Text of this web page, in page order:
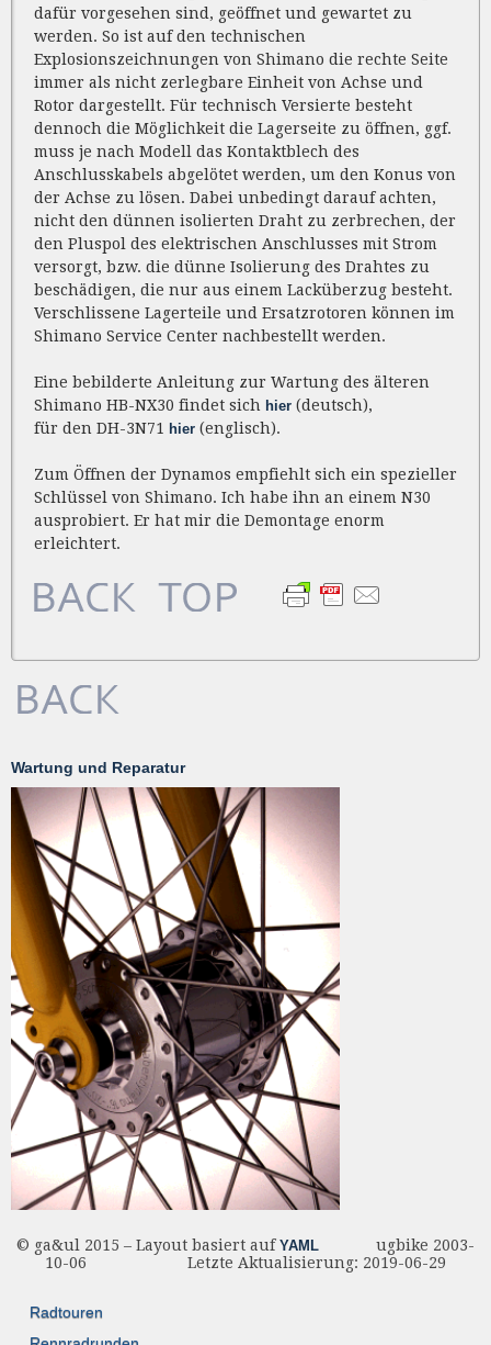
dafür vorgesehen sind, geöffnet und gewartet zu
werden. So ist auf den technischen
Explosionszeichnungen von Shimano die rechte Seite
immer als nicht zerlegbare Einheit von Achse und
Rotor dargestellt. Für technisch Versierte besteht
dennoch die Möglichkeit die Lagerseite zu öffnen, ggf.
muss je nach Modell das Kontaktblech des
Anschlusskabels abgelötet werden, um den Konus von
der Achse zu lösen. Dabei unbedingt darauf achten,
nicht den dünnen isolierten Draht zu zerbrechen, der
den Pluspol des elektrischen Anschlusses mit Strom
versorgt, bzw. die dünne Isolierung des Drahtes zu
beschädigen, die nur aus einem Lacküberzug besteht.
Verschlissene Lagerteile und Ersatzrotoren können im
Shimano Service Center nachbestellt werden.
Eine bebilderte Anleitung zur Wartung des älteren
Shimano HB-NX30 findet sich hier(deutsch),
für den DH-3N71 hier(englisch).
Zum Öffnen der Dynamos empfiehlt sich ein spezieller
Schlüssel von Shimano. Ich habe ihn an einem N30
ausprobiert. Er hat mir die Demontage enorm
erleichtert.
Wartung und Reparatur
© ga&ul 2015 – Layout basiert auf YAML ugbike 2003-
10-06 Letzte Aktualisierung: 2019-06-29
Radtouren